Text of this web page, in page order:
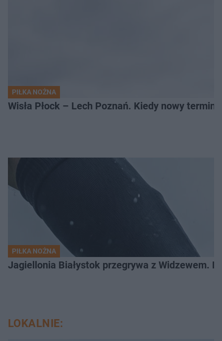
PIŁKA NOŻNA
Wisła Płock – Lech Poznań. Kiedy nowy termin
PIŁKA NOŻNA
Jagiellonia Białystok przegrywa z Widzewem.
LOKALNIE: